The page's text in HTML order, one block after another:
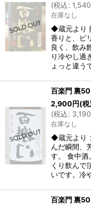
(税込: 1,540
在庫なし
◆蔵元より
香りと、ピ
良く、飲み
り冷やし過
ょっと違う
百楽門 裏
2,900円(税
(税込: 3,190
在庫なし
◆蔵元より
んだ瞬間、
す。 食中酒
くり飲んで
いです。冷
百楽門 裏